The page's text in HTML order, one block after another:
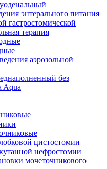
энтерального питания
гастростомической
терапия
аэрозольной
без
Aqua
цистостомии
нефростомии
мочеточникового